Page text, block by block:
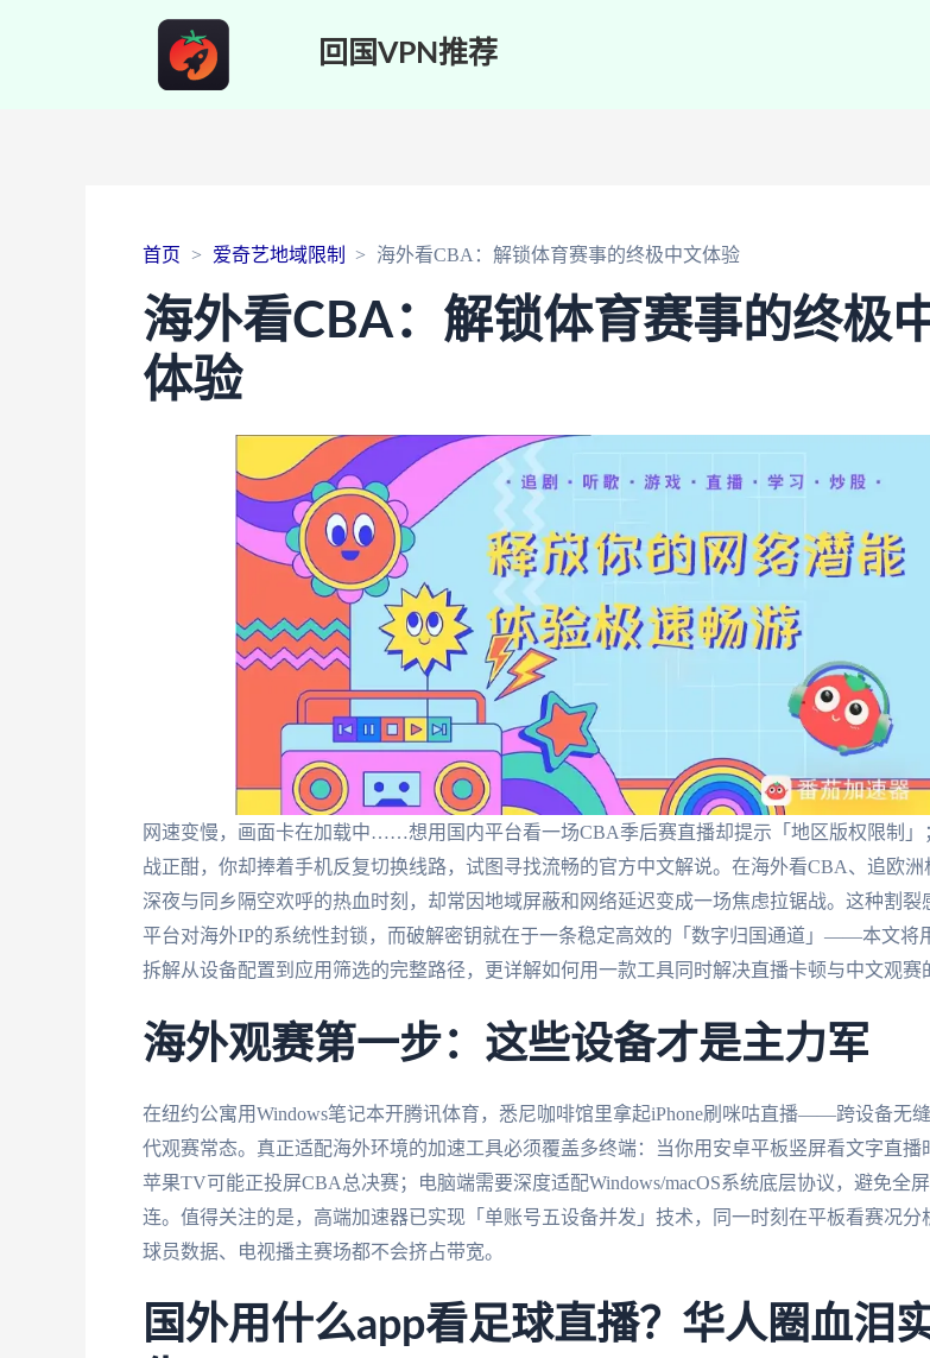
回国VPN推荐
首页 爱奇艺地域限制 海外看CBA：解锁体育赛事的终极中文体验
海外看CBA：解锁体育赛事的终极
体验
网速变慢，画面卡在加载中……想用国内平台看一场CBA季后赛直播却提示「地区版权限制」
战正酣，你却捧着手机反复切换线路，试图寻找流畅的官方中文解说。在海外看CBA、追欧洲
深夜与同乡隔空欢呼的热血时刻，却常因地域屏蔽和网络延迟变成一场焦虑拉锯战。这种割裂
平台对海外IP的系统性封锁，而破解密钥就在于一条稳定高效的「数字归国通道」——本文将
拆解从设备配置到应用筛选的完整路径，更详解如何用一款工具同时解决直播卡顿与中文观赛
海外观赛第一步：这些设备才是主力军
在纽约公寓用Windows笔记本开腾讯体育，悉尼咖啡馆里拿起iPhone刷咪咕直播——跨设备无
代观赛常态。真正适配海外环境的加速工具必须覆盖多终端：当你用安卓平板竖屏看文字直播
苹果TV可能正投屏CBA总决赛；电脑端需要深度适配Windows/macOS系统底层协议，避免全
连。值得关注的是，高端加速器已实现「单账号五设备并发」技术，同一时刻在平板看赛况分
球员数据、电视播主赛场都不会挤占带宽。
国外用什么app看足球直播？华人圈血泪